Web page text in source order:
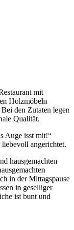
mit
Holzmöbeln
den Zutaten legen
Qualität.
Auge isst mit!“
angerichtet.
hausgemachten
in der Mittagspause
in geselliger
ist bunt und